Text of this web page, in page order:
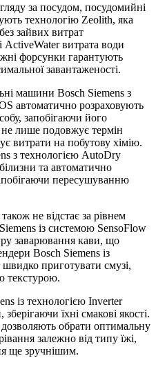
за посудом, посудомийні
технологію Zeolith, яка
зайвих витрат
ActiveWater витрата води
форсунки гарантують
завантаженості.
машини Bosch Siemens з
автоматично розраховують
запобігаючи його
лише подовжує термін
витрати на побутову хімію.
з технологією AutoDry
та автоматично
пересушуванню
не відстає за рівнем
із системою SensoFlow
заварювання кави, що
Bosch Siemens із
приготувати смузі,
текстурою.
із технологією Inverter
їхні смакові якості.
обрати оптимальну
залежно від типу їжі,
ще зручнішим.